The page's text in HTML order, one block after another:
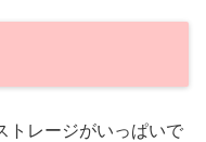
トレージがいっぱいで